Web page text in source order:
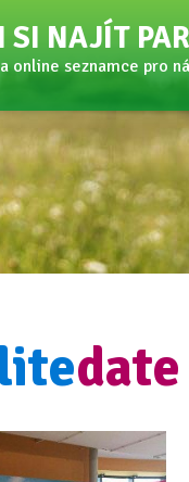
SI NAJÍT
online seznamce pro
date